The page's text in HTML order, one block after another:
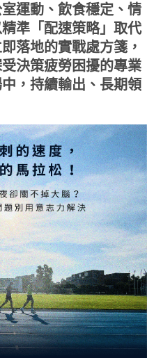
運動、飲食穩定、情
準「配速策略」取代
落地的實戰處方箋，
決策疲勞困擾的專業
，持續輸出、長期領